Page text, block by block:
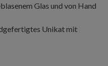
Glas und von Hand
Unikat mit